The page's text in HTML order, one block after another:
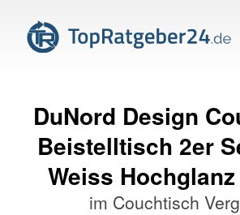
DuNord Design
Beistelltisch 2er
Weiss
im Couchtisch